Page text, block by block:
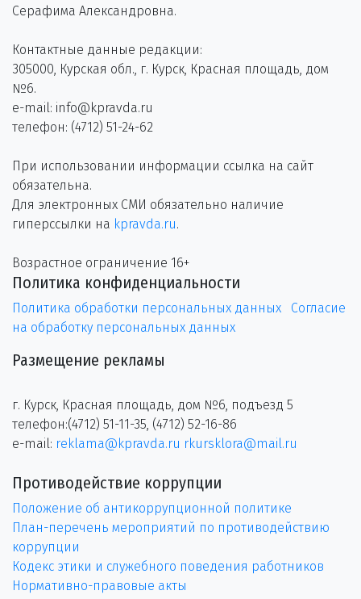
Серафима Александровна.
Контактные данные редакции:
305000, Курская обл., г. Курск, Красная площадь, дом
№6.
e-mail: info@kpravda.ru
телефон: (4712) 51-24-62
При использовании информации ссылка на сайт
обязательна.
Для электронных СМИ обязательно наличие
гиперссылки на kpravda.ru.
Возрастное ограничение 16+
Политика конфиденциальности
Политика обработки персональных данных
Согласие
на обработку персональных данных
Размещение рекламы
г. Курск, Красная площадь, дом №6, подъезд 5
телефон:(4712) 51-11-35, (4712) 52-16-86
e-mail: reklama@kpravda.ru rkursklora@mail.ru
Противодействие коррупции
Положение об антикоррупционной политике
План-перечень мероприятий по противодействию
коррупции
Кодекс этики и служебного поведения работников
Нормативно-правовые акты